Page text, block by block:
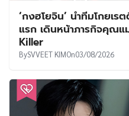
‘กงฮโยจิน’ นำทีมโกยเ
แรก เดินหน้าภารกิจคุณแ
Killer
BySVVEET KIMOn03/08/2026